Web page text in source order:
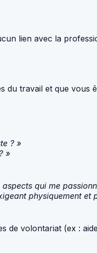
lien avec la
du travail et que vous
? »
»
qui me
physiquement
de volontariat (ex :